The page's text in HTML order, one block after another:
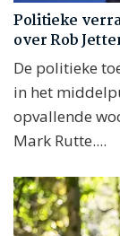
Politieke
over Rob
De politieke
in het
opvallende
Mark Rutte....